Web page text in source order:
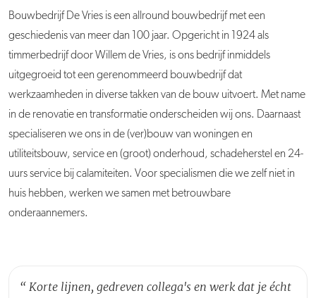
Bouwbedrijf De Vries is een allround bouwbedrijf met een
geschiedenis van meer dan 100 jaar. Opgericht in 1924 als
timmerbedrijf door Willem de Vries, is ons bedrijf inmiddels
uitgegroeid tot een gerenommeerd bouwbedrijf dat
werkzaamheden in diverse takken van de bouw uitvoert. Met name
in de renovatie en transformatie onderscheiden wij ons. Daarnaast
specialiseren we ons in de (ver)bouw van woningen en
utiliteitsbouw, service en (groot) onderhoud, schadeherstel en 24-
uurs service bij calamiteiten. Voor specialismen die we zelf niet in
huis hebben, werken we samen met betrouwbare
onderaannemers.
“ Korte lijnen, gedreven collega's en werk dat je écht